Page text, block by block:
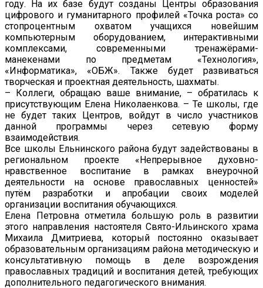
году. На их базе будут созданы Центры образования
цифрового и гуманитарного профилей «Точка роста» со
стопроцентным охватом учащихся новейшим
компьютерным оборудованием, интерактивными
комплексами, современными тренажёрами-
манекенами по предметам «Технология»,
«Информатика», «ОБЖ». Также будет развиваться
творческая и проектная деятельность, шахматы.
– Коллеги, обращаю ваше внимание, – обратилась к
присутствующим Елена Николаенкова. – Те школы, где
не будет таких Центров, войдут в число участников
данной программы через сетевую форму
взаимодействия.
Все школы Ельнинского района будут задействованы в
региональном проекте «Непрерывное духовно-
нравственное воспитание в рамках внеурочной
деятельности на основе православных ценностей»
путём разработки и апробации своих моделей
организации воспитания обучающихся.
Елена Петровна отметила большую роль в развитии
этого направления настоятеля Свято-Ильинского храма
Михаила Дмитриева, который постоянно оказывает
образовательным организациям района методическую и
консультативную помощь в деле возрождения
православных традиций и воспитания детей, требующих
дополнительного педагогического внимания.